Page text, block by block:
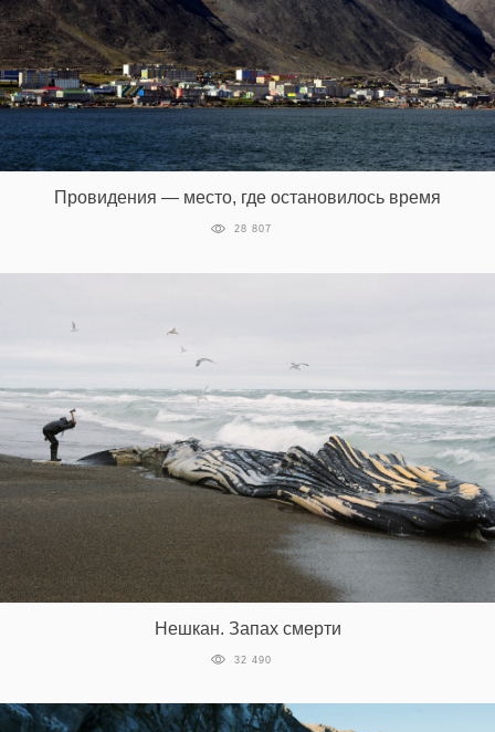
Провидения — место, где остановилось время
28 807
Нешкан. Запах смерти
32 490